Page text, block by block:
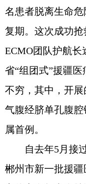
名患者脱离生命
复期。这次成功
ECMO团队护航
省“组团式”援疆
不穷，其中，开
气腹经脐单孔腹
属首例。
自去年5月接
郴州市新一批援